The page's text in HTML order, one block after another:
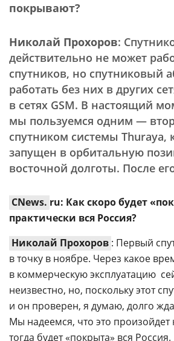
покрывают?
Николай Прохоров:
действительно не может
спутников, но спутниковый
работать без них в других
в сетях GSM. В настоящий
мы пользуемся одним —
спутником системы Thuraya,
запущен в орбитальную
восточной долготы. После
CNews. ru: Как скоро будет
практически вся Россия?
Николай Прохоров : Первый
в точку в ноябре. Через какое
в коммерческую эксплуатацию 
неизвестно, но, поскольку этот
и он проверен, я думаю, долго
Мы надеемся, что это произойдет к
тогда будет «покрыта» вся Россия.